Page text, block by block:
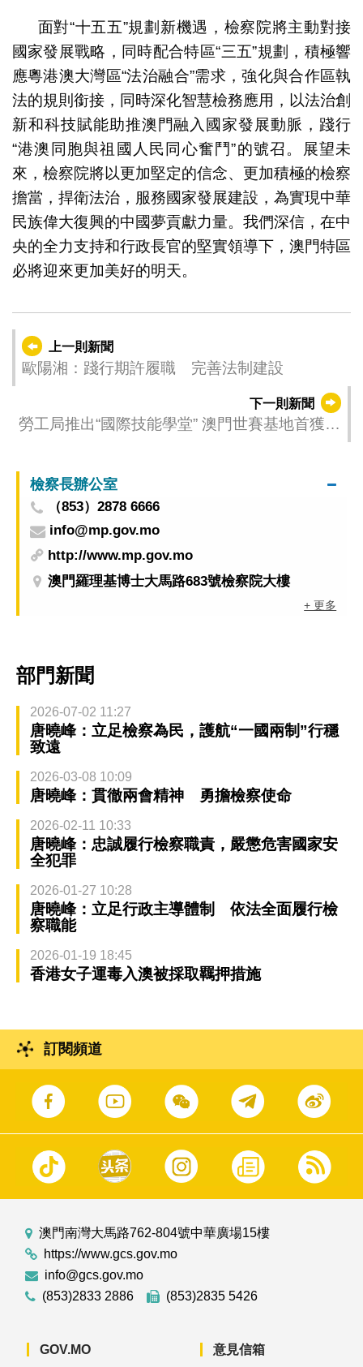
面對“十五五”規劃新機遇，檢察院將主動對接
國家發展戰略，同時配合特區“三五”規劃，積極響
應粵港澳大灣區“法治融合”需求，強化與合作區執
法的規則銜接，同時深化智慧檢務應用，以法治創
新和科技賦能助推澳門融入國家發展動脈，踐行
“港澳同胞與祖國人民同心奮鬥”的號召。展望未
來，檢察院將以更加堅定的信念、更加積極的檢察
擔當，捍衛法治，服務國家發展建設，為實現中華
民族偉大復興的中國夢貢獻力量。我們深信，在中
央的全力支持和行政長官的堅實領導下，澳門特區
必將迎來更加美好的明天。
上一則新聞
歐陽湘：踐行期許履職 完善法制建設
下一則新聞
勞工局推出“國際技能學堂” 澳門世賽基地首獲確
檢察長辦公室
（853）2878 6666
info@mp.gov.mo
http://www.mp.gov.mo
澳門羅理基博士大馬路683號檢察院大樓
+ 更多
部門新聞
2026-07-02 11:27
唐曉峰：立足檢察為民，護航“一國兩制”行穩
致遠
2026-03-08 10:09
唐曉峰：貫徹兩會精神 勇擔檢察使命
2026-02-11 10:33
唐曉峰：忠誠履行檢察職責，嚴懲危害國家安
全犯罪
2026-01-27 10:28
唐曉峰：立足行政主導體制 依法全面履行檢
察職能
2026-01-19 18:45
香港女子運毒入澳被採取羈押措施
訂閱頻道
澳門南灣大馬路762-804號中華廣場15樓
https://www.gcs.gov.mo
info@gcs.gov.mo
(853)2833 2886
(853)2835 5426
GOV.MO 意見信箱